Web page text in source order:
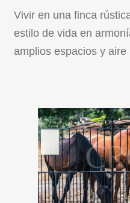
Vivir en una finca
estilo de vida en
amplios espacios y aire
finca de manera
agricultura, ganadería